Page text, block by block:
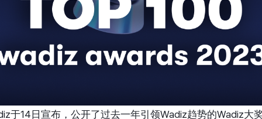
于14日宣布，公开了过去一年引领Wadiz趋势的Wadiz大